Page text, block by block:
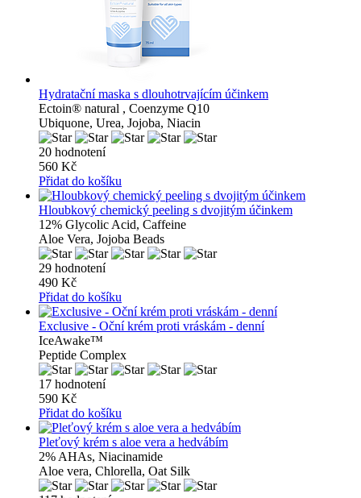
Hydratační maska ​​s dlouhotrvajícím účinkem
Ectoin® natural , Coenzyme Q10
Ubiquone, Urea, Jojoba, Niacin
20 hodnotení
560 Kč
Přidat do košíku
Hloubkový chemický peeling s dvojitým účinkem
12% Glycolic Acid, Caffeine
Aloe Vera, Jojoba Beads
29 hodnotení
490 Kč
Přidat do košíku
Exclusive - Oční krém proti vráskám - denní
IceAwake™
Peptide Complex
17 hodnotení
590 Kč
Přidat do košíku
Pleťový krém s aloe vera a hedvábím
2% AHAs, Niacinamide
Aloe vera, Chlorella, Oat Silk